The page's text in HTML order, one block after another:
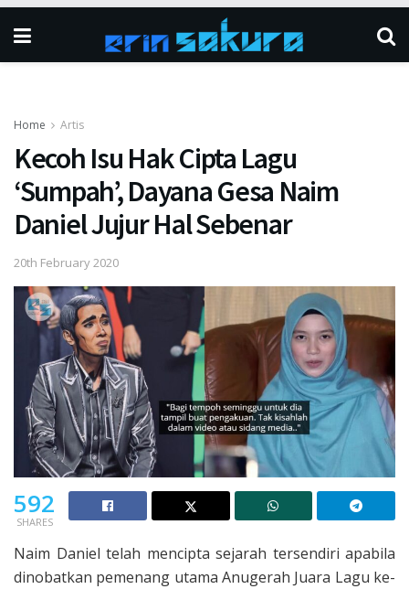
Home Artis
Kecoh Isu Hak Cipta Lagu
‘Sumpah’, Dayana Gesa Naim
Daniel Jujur Hal Sebenar
20th February 2020
592
SHARES
Naim Daniel telah mencipta sejarah tersendiri apabila
dinobatkan pemenang utama Anugerah Juara Lagu ke-